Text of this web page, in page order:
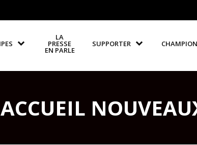
LA
PRESSE
EN PARLE
SUPPORTER
ACCUEIL